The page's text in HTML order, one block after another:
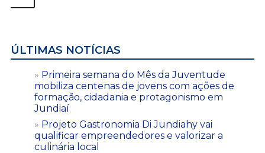
ÚLTIMAS NOTÍCIAS
Primeira semana do Mês da Juventude
mobiliza centenas de jovens com ações de
formação, cidadania e protagonismo em
Jundiaí
Projeto Gastronomia Di Jundiahy vai
qualificar empreendedores e valorizar a
culinária local